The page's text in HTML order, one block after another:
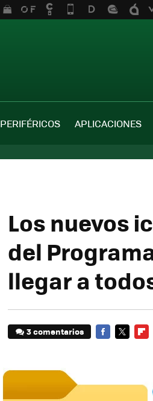
PERIFÉRICOS APLICACIONES
Los nuevos
del
llegar a
3 comentarios